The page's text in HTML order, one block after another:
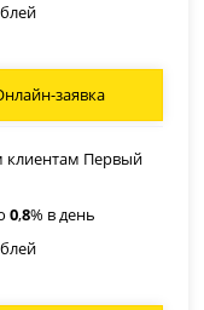
заявка
Первый
0,8% в день